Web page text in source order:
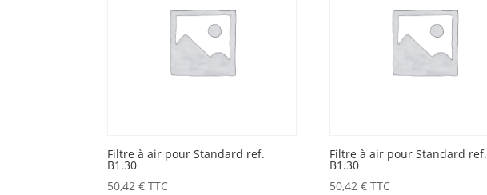
Filtre à air pour Standard ref.
B1.30
50,42€ TTC
Filtre à air pour Standard ref.
B1.30
50,42€ TTC